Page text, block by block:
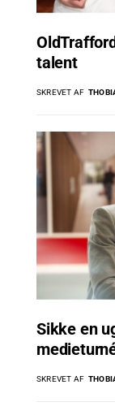
talent
SKREVET AF
Sikke en
SKREVET AF